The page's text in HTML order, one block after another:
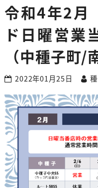
令和4年2
ド日曜営業
（中種子町/
2022年01月25日